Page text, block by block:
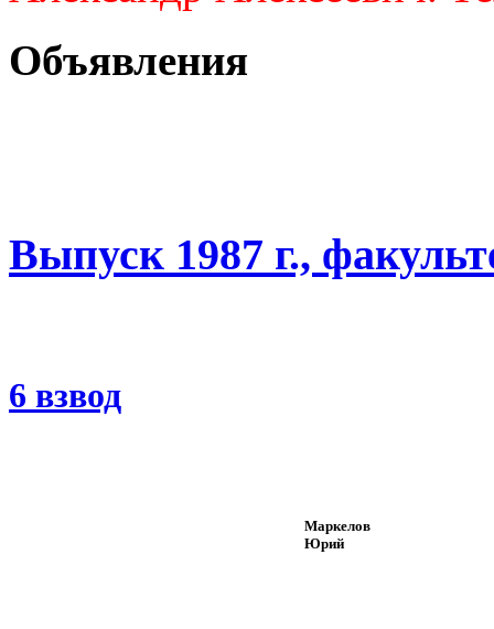
Объявления
Выпуск 1987 г.,
6 взвод
Маркелов
Юрий